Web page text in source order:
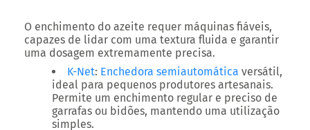
O enchimento do azeite requer máquinas fiáveis,
capazes de lidar com uma textura fluida e garantir
uma dosagem extremamente precisa.
K-Net: Enchedora semiautomática versátil,
ideal para pequenos produtores artesanais.
Permite um enchimento regular e preciso de
garrafas ou bidões, mantendo uma utilização
simples.